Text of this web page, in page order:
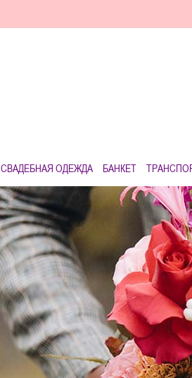
СВАДЕБНАЯ ОДЕЖДА БАНКЕТ